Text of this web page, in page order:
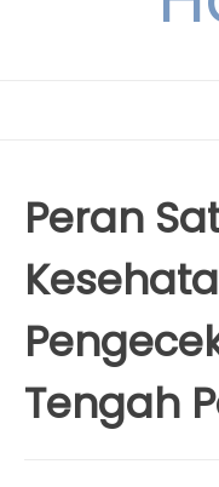
Peran
Tengah